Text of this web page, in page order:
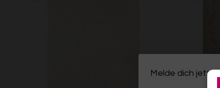
Melde dich jetzt